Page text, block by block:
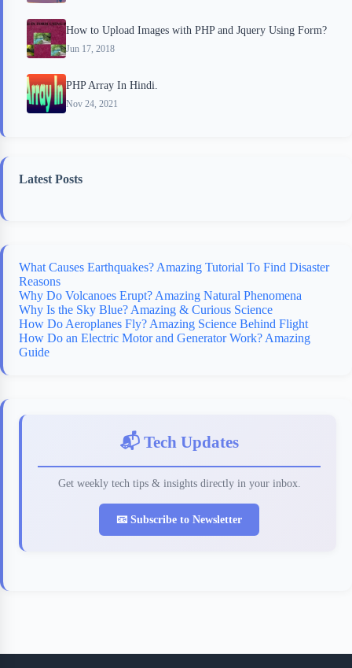
How to Upload Images with PHP and Jquery Using Form?
Jun 17, 2018
PHP Array In Hindi.
Nov 24, 2021
Latest Posts
What Causes Earthquakes? Amazing Tutorial To Find Disaster
Reasons
Why Do Volcanoes Erupt? Amazing Natural Phenomena
Why Is the Sky Blue? Amazing & Curious Science
How Do Aeroplanes Fly? Amazing Science Behind Flight
How Do an Electric Motor and Generator Work? Amazing
Guide
📬 Tech Updates
Get weekly tech tips & insights directly in your inbox.
📧 Subscribe to Newsletter